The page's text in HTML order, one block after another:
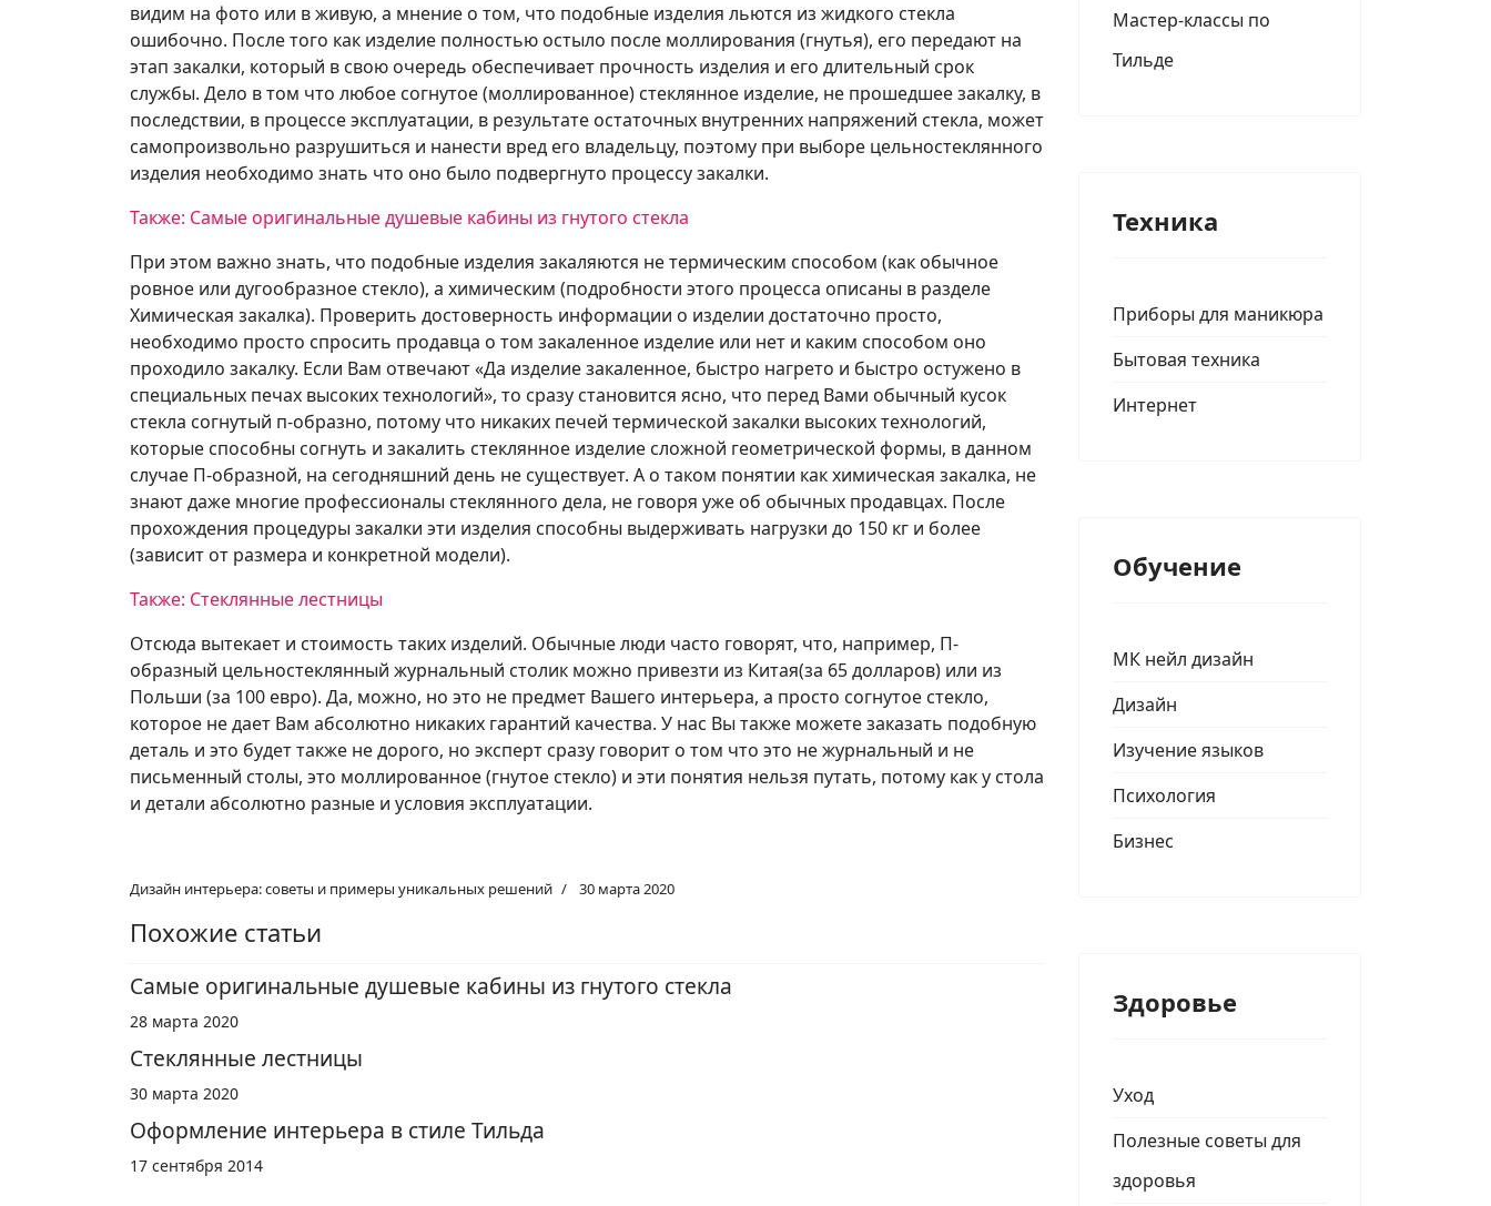
видим на фото или в живую, а мнение о том, что подобные изделия льются из жидкого стекла
ошибочно. После того как изделие полностью остыло после моллирования (гнутья), его передают на
этап закалки, который в свою очередь обеспечивает прочность изделия и его длительный срок
службы. Дело в том что любое согнутое (моллированное) стеклянное изделие, не прошедшее закалку, в
последствии, в процессе эксплуатации, в результате остаточных внутренних напряжений стекла, может
самопроизвольно разрушиться и нанести вред его владельцу, поэтому при выборе цельностеклянного
изделия необходимо знать что оно было подвергнуто процессу закалки.
Также: Самые оригинальные душевые кабины из гнутого стекла
При этом важно знать, что подобные изделия закаляются не термическим способом (как обычное
ровное или дугообразное стекло), а химическим (подробности этого процесса описаны в разделе
Химическая закалка). Проверить достоверность информации о изделии достаточно просто,
необходимо просто спросить продавца о том закаленное изделие или нет и каким способом оно
проходило закалку. Если Вам отвечают «Да изделие закаленное, быстро нагрето и быстро остужено в
специальных печах высоких технологий», то сразу становится ясно, что перед Вами обычный кусок
стекла согнутый п-образно, потому что никаких печей термической закалки высоких технологий,
которые способны согнуть и закалить стеклянное изделие сложной геометрической формы, в данном
случае П-образной, на сегодняшний день не существует. А о таком понятии как химическая закалка, не
знают даже многие профессионалы стеклянного дела, не говоря уже об обычных продавцах. После
прохождения процедуры закалки эти изделия способны выдерживать нагрузки до 150 кг и более
(зависит от размера и конкретной модели).
Также: Стеклянные лестницы
Отсюда вытекает и стоимость таких изделий. Обычные люди часто говорят, что, например, П-
образный цельностеклянный журнальный столик можно привезти из Китая(за 65 долларов) или из
Польши (за 100 евро). Да, можно, но это не предмет Вашего интерьера, а просто согнутое стекло,
которое не дает Вам абсолютно никаких гарантий качества. У нас Вы также можете заказать подобную
деталь и это будет также не дорого, но эксперт сразу говорит о том что это не журнальный и не
письменный столы, это моллированное (гнутое стекло) и эти понятия нельзя путать, потому как у стола
и детали абсолютно разные и условия эксплуатации.
Дизайн интерьера: советы и примеры уникальных решений 30 марта 2020
Похожие статьи
Самые оригинальные душевые кабины из гнутого стекла
28 марта 2020
Стеклянные лестницы
30 марта 2020
Оформление интерьера в стиле Тильда
17 сентября 2014
Мастер-классы по
Тильде
Техника
Приборы для маникюра
Бытовая техника
Интернет
Обучение
МК нейл дизайн
Дизайн
Изучение языков
Психология
Бизнес
Здоровье
Уход
Полезные советы для
здоровья